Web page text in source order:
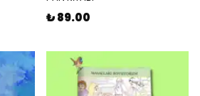
₺ 89.00